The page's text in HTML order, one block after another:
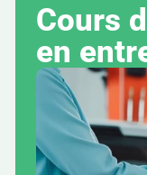
Cours
en